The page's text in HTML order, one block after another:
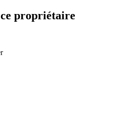
ce propriétaire